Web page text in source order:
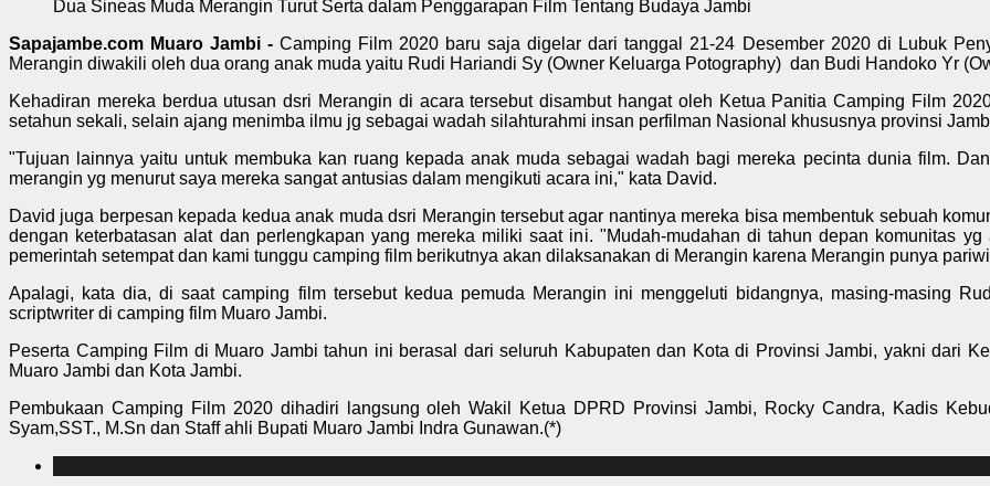
Dua Sineas Muda Merangin Turut Serta dalam Penggarapan Film Tentang Budaya Jambi
Sapajambe.com Muaro Jambi - Camping Film 2020 baru saja digelar dari tanggal 21-24 Desember 2020 di Lubuk
Merangin diwakili oleh dua orang anak muda yaitu Rudi Hariandi Sy (Owner Keluarga Potography) dan Budi Handoko Yr
Kehadiran mereka berdua utusan dsri Merangin di acara tersebut disambut hangat oleh Ketua Panitia Camping Film
setahun sekali, selain ajang menimba ilmu jg sebagai wadah silahturahmi insan perfilman Nasional khususnya provinsi
"Tujuan lainnya yaitu untuk membuka kan ruang kepada anak muda sebagai wadah bagi mereka pecinta dunia film.
merangin yg menurut saya mereka sangat antusias dalam mengikuti acara ini," kata David.
David juga berpesan kepada kedua anak muda dsri Merangin tersebut agar nantinya mereka bisa membentuk sebuah
dengan keterbatasan alat dan perlengkapan yang mereka miliki saat ini. "Mudah-mudahan di tahun depan komunitas
pemerintah setempat dan kami tunggu camping film berikutnya akan dilaksanakan di Merangin karena Merangin punya
Apalagi, kata dia, di saat camping film tersebut kedua pemuda Merangin ini menggeluti bidangnya, masing-masing
scriptwriter di camping film Muaro Jambi.
Peserta Camping Film di Muaro Jambi tahun ini berasal dari seluruh Kabupaten dan Kota di Provinsi Jambi, yakni dari
Muaro Jambi dan Kota Jambi.
Pembukaan Camping Film 2020 dihadiri langsung oleh Wakil Ketua DPRD Provinsi Jambi, Rocky Candra, Kadis
Syam,SST., M.Sn dan Staff ahli Bupati Muaro Jambi Indra Gunawan.(*)